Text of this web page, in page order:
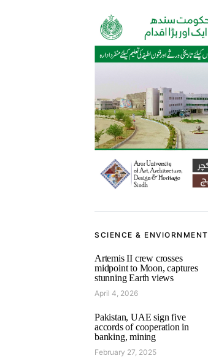
SCIENCE & ENVIORNMENT
Artemis II crew crosses
midpoint to Moon, captures
stunning Earth views
April 4, 2026
Pakistan, UAE sign five
accords of cooperation in
banking, mining
February 27, 2025